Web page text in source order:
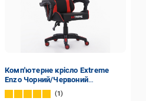
Комп'ютерне крісло Extreme
Enzo Чорний/Червоний
(22288543)
1